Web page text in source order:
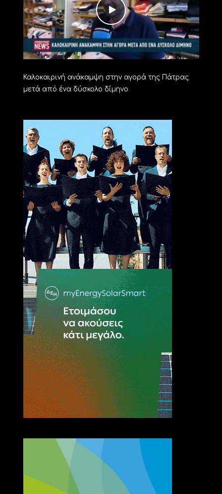
Καλοκαιρινή ανάκαμψη στην αγορά της Πάτρας
μετά από ένα δύσκολο δίμηνο